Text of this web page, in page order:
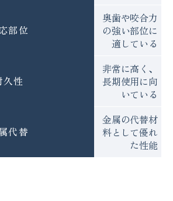
部位
奥歯や咬合力
の強い部位に
適している
久性
非常に高く、
長期使用に向
いている
代替
金属の代替材
料として優れ
た性能